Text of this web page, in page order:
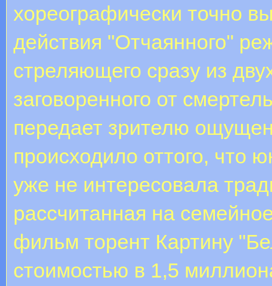
хореографически точно
действия "Отчаянного"
стреляющего сразу из
заговоренного от
передает зрителю
происходило оттого, что
уже не интересовала
рассчитанная на
фильм торент Картину
стоимостью в 1,5